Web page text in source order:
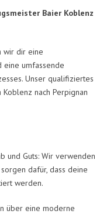
Baier Koblenz
wir dir eine
eine umfassende
Unser qualifiziertes
nach Perpignan
und Guts: Wir verwenden
dafür, dass deine
werden.
über eine moderne